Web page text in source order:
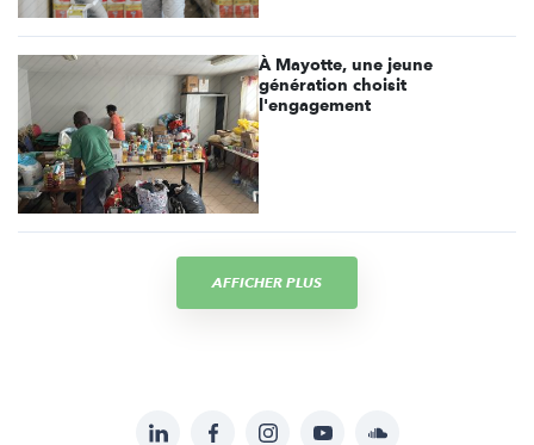
À Mayotte, une jeune
génération choisit
l'engagement
AFFICHER PLUS
LinkedInFacebookInstagramYouTubeSoundcloud